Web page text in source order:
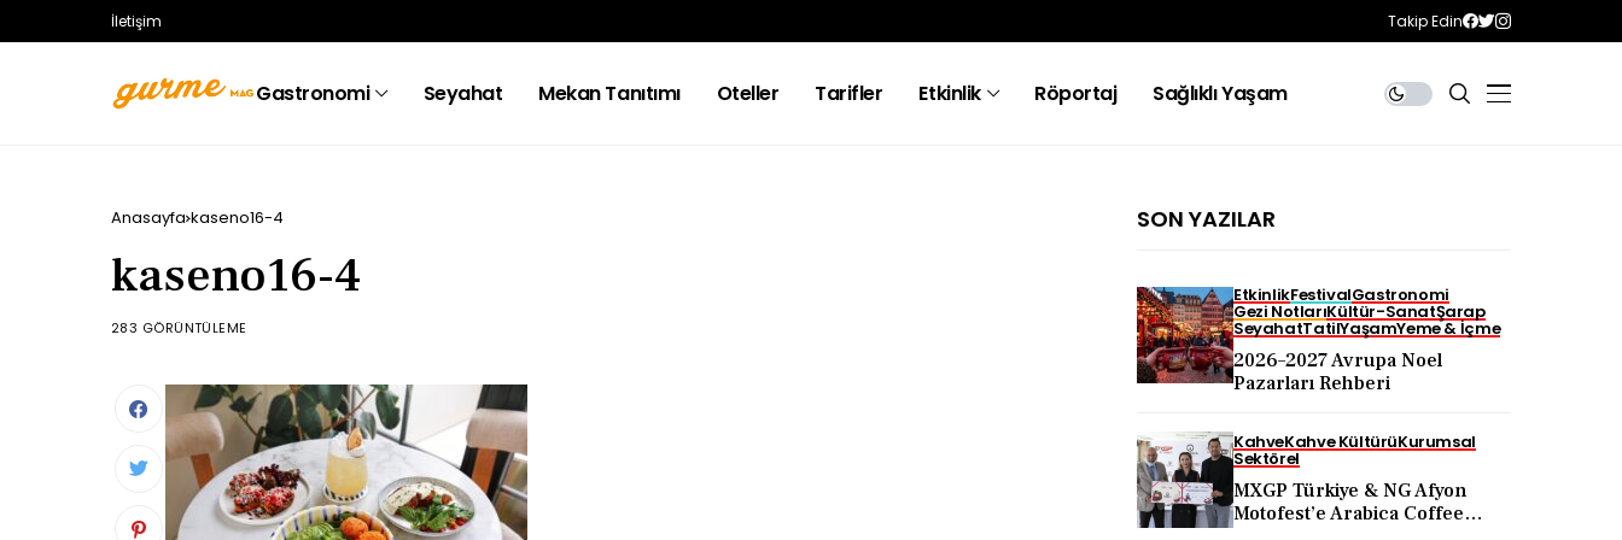
İletişim Takip Edin
Gastronomi Seyahat Mekan Tanıtımı Oteller Tarifler Etkinlik Röportaj Sağlıklı Yaşam
Anasayfa kaseno16-4
kaseno16-4
283 GÖRÜNTÜLEME
SON YAZILAR
EtkinlikFestivalGastronomi
Gezi NotlarıKültür-SanatŞarap
SeyahatTatilYaşamYeme & İçme
2026–2027 Avrupa Noel
Pazarları Rehberi
KahveKahve KültürüKurumsal
Sektörel
MXGP Türkiye & NG Afyon
Motofest’e Arabica Coffee